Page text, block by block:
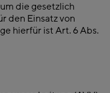
die gesetzlich
den Einsatz von
hierfür ist Art. 6 Abs.